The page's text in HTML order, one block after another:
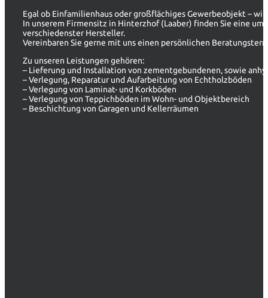
Egal ob Einfamilienhaus oder großflächiges Gewerbeobjekt –
In unserem Firmensitz in Hinterzhof (Laaber) finden Sie eine
verschiedenster Hersteller.
Vereinbaren Sie gerne mit uns einen persönlichen
Zu unseren Leistungen gehören:
– Lieferung und Installation von zementgebundenen, sowie
– Verlegung, Reparatur und Aufarbeitung von Echtholzböden
– Verlegung von Laminat- und Korkböden
– Verlegung von Teppichböden im Wohn- und Objektbereich
– Beschichtung von Garagen und Kellerräumen